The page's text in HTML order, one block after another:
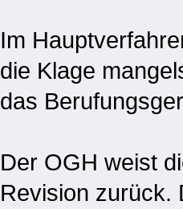
Im
die Klage
das
Der OGH weist
Revision zurück.